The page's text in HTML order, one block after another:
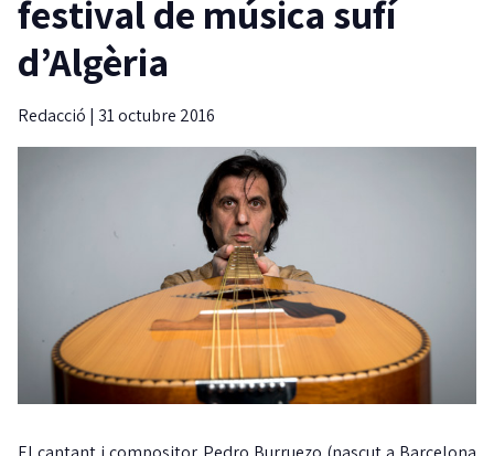
festival de música sufí
d’Algèria
Redacció | 31 octubre 2016